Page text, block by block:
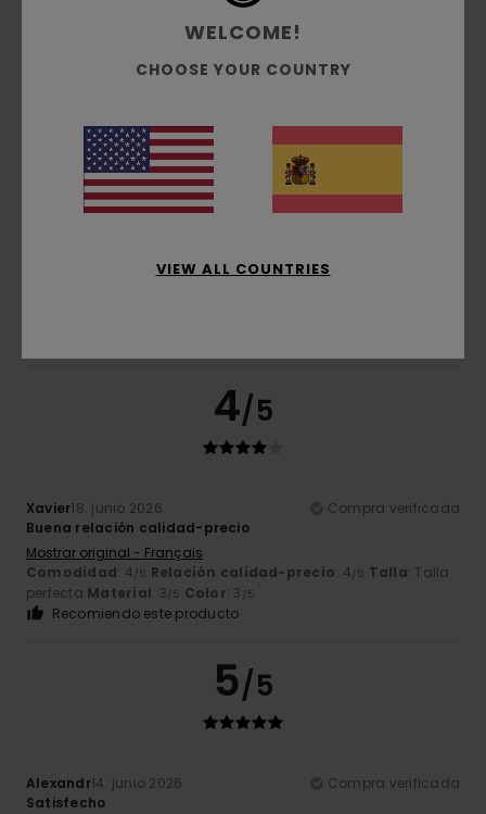
Relación calidad-precio
Color: 4
Recomiendo este producto
4 /5
Mostrar original - Français
4/5
Xavier18. junio 2026
Compra verificada
Buena relación calidad-precio
Mostrar original - Français
Comodidad: 4/5 Relación calidad-precio: 4/5 Talla: Talla
perfecta Material: 3/5 Color: 3 /5
Recomiendo este producto
5/5
Alexandr14. junio 2026
Compra verificada
Satisfecho
WELCOME!
CHOOSE YOUR COUNTRY
VIEW ALL COUNTRIES